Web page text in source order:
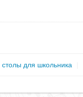
для школьника